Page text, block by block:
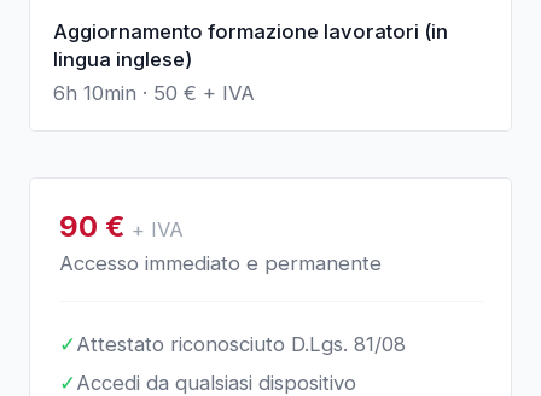
Aggiornamento formazione lavoratori (in
lingua inglese)
6h 10min · 50 € + IVA
90 € + IVA
Accesso immediato e permanente
✓Attestato riconosciuto D.Lgs. 81/08
✓Accedi da qualsiasi dispositivo